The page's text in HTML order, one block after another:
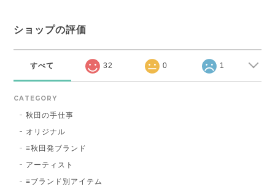
ショップの評価
すべて 32 0 1
CATEGORY
秋田の手仕事
オリジナル
≡秋田発ブランド
アーティスト
≡ブランド別アイテム